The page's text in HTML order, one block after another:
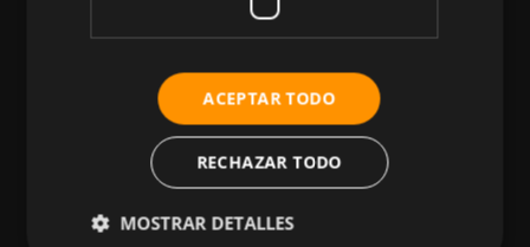
CATEGORÍAS
Atletismo
Musculación
ACEPTAR TODO
RECHAZAR TODO
MOSTRAR DETALLES